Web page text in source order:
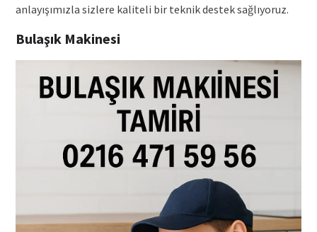
anlayışımızla sizlere kaliteli bir teknik destek sağlıyoruz.
Bulaşık Makinesi